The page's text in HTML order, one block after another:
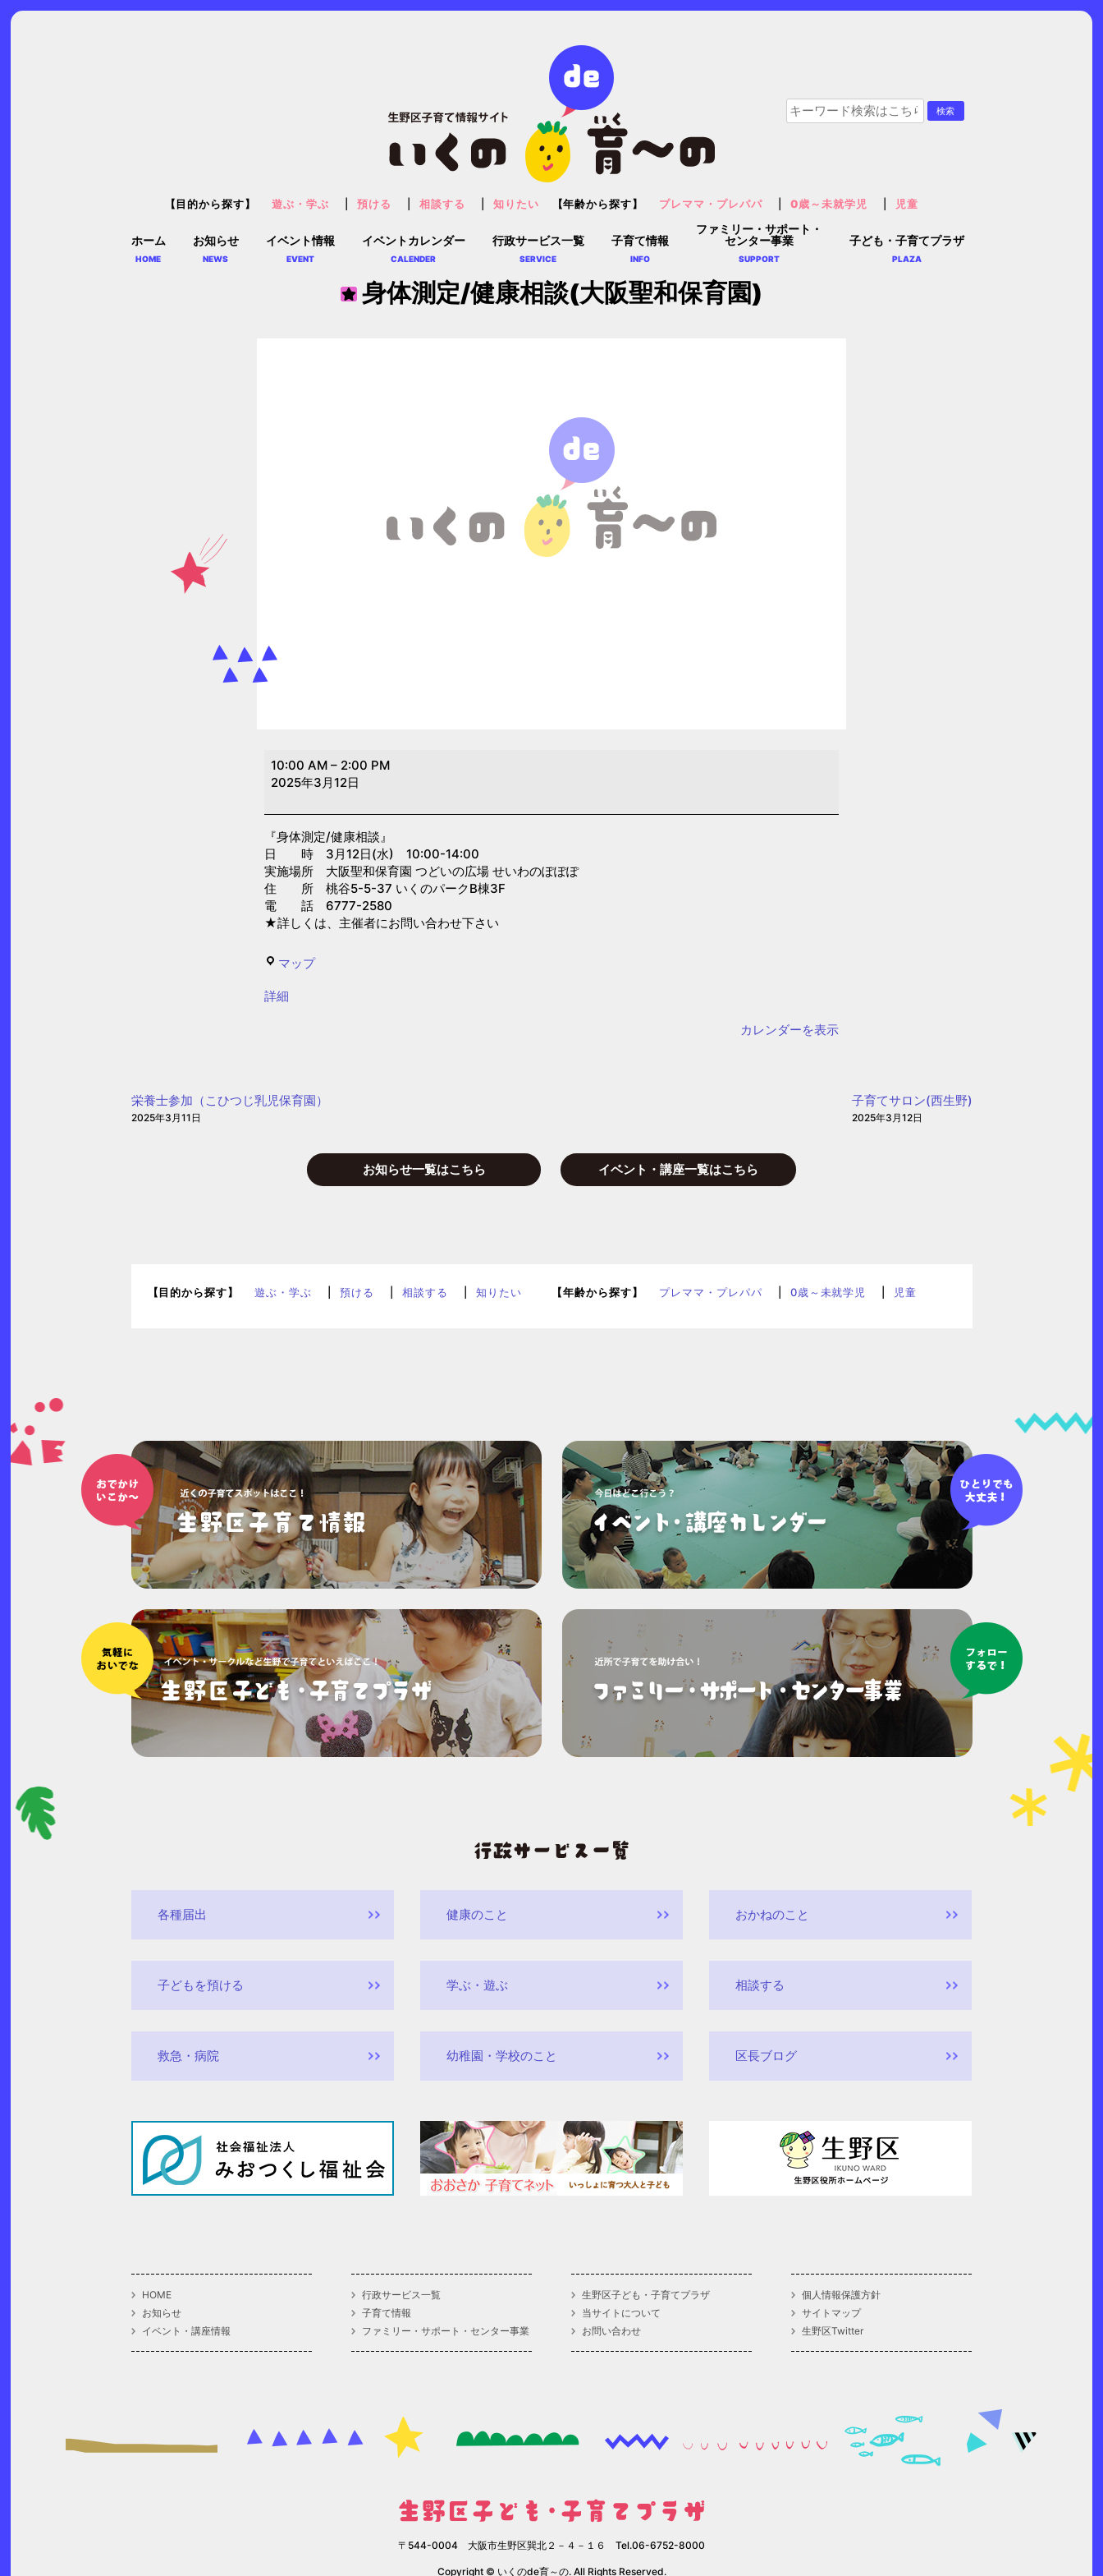
ホーム
HOME
お知らせ
NEWS
イベント情報
EVENT
イベントカレンダー
CALENDER
行政サービス一覧
SERVICE
子育て情報
INFO
ファミリー・サポート・
センター事業
SUPPORT
子ども・子育てプラザ
PLAZA
【目的から探す】 遊ぶ・学ぶ 預ける 相談する 知りたい 【年齢から探す】 プレママ・プレパパ 0歳～未就学児 児童
身体測定/健康相談(大阪聖和保育園)
身
体
健
康
相
談
(大
和
10:00 AM – 2:00 PM
2025年3月12日
『身体測定/健康相談』
日 時 3月12日(水) 10:00-14:00
実施場所 大阪聖和保育園 つどいの広場 せいわのぽぽぽ
住 所 桃谷5-5-37 いくのパークB棟3F
電 話 6777-2580
★詳しくは、主催者にお問い合わせ下さい
マップせ
{title}
詳細
カレンダーを表示
栄養士参加（こひつじ乳児保育園）
2025年3月11日
子育てサロン(西生野)
2025年3月12日
お知らせ一覧はこちら イベント・講座一覧はこちら
【目的から探す】 遊ぶ・学ぶ 預ける 相談する 知りたい 【年齢から探す】 プレママ・プレパパ 0歳～未就学児 児童
各種届出 健康のこと おかねのこと
子どもを預ける 学ぶ・遊ぶ 相談する
救急・病院 幼稚園・学校のこと 区長ブログ
HOME
お知らせ
イベント・講座情報
行政サービス一覧
子育て情報
ファミリー・サポート・センター事業
生野区子ども・子育てプラザ
当サイトについて
お問い合わせ
個人情報保護方針
サイトマップ
生野区Twitter
〒544-0004 大阪市生野区巽北２－４－１６ Tel.06-6752-8000
Copyright © いくのde育～の. All Rights Reserved.